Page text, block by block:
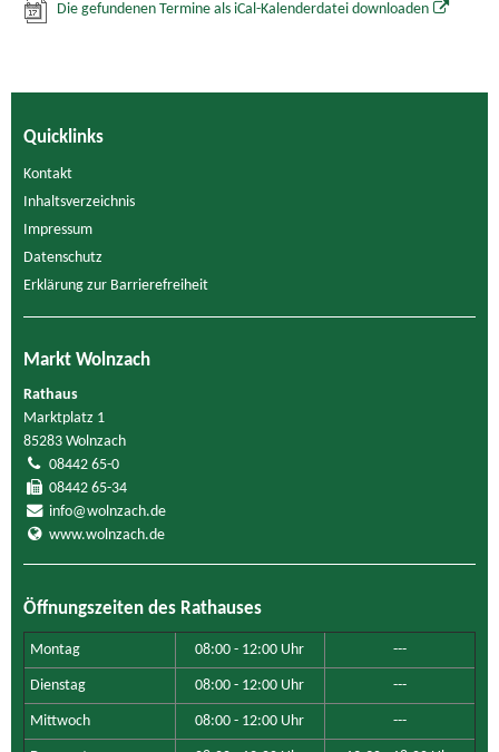
Die gefundenen Termine als iCal-Kalenderdatei downloaden
Quicklinks
Kontakt
Inhaltsverzeichnis
Impressum
Datenschutz
Erklärung zur Barrierefreiheit
Markt Wolnzach
Rathaus
Marktplatz 1
85283 Wolnzach
08442 65-0
08442 65-34
info@wolnzach.de
www.wolnzach.de
Öffnungszeiten des Rathauses
Montag 08:00 - 12:00 Uhr ---
Dienstag 08:00 - 12:00 Uhr ---
Mittwoch 08:00 - 12:00 Uhr ---